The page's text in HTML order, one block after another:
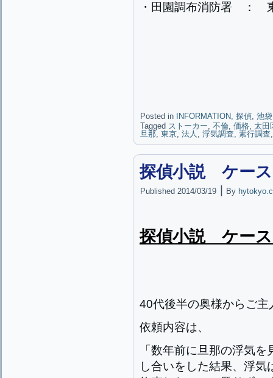
・田園調布消防署 ：
Posted in INFORMATION, 探偵, 池
Tagged ストーカー, 不倫, 価格, 太田
旦那, 東京, 法人 , 浮気調査, 素行調査
探偵小説 ケー
Published 2014/03/19 By
探偵小説 ケース
40代後半の奥様からご
依頼内容は、
「数年前に旦那の浮気
し合いをした結果、浮